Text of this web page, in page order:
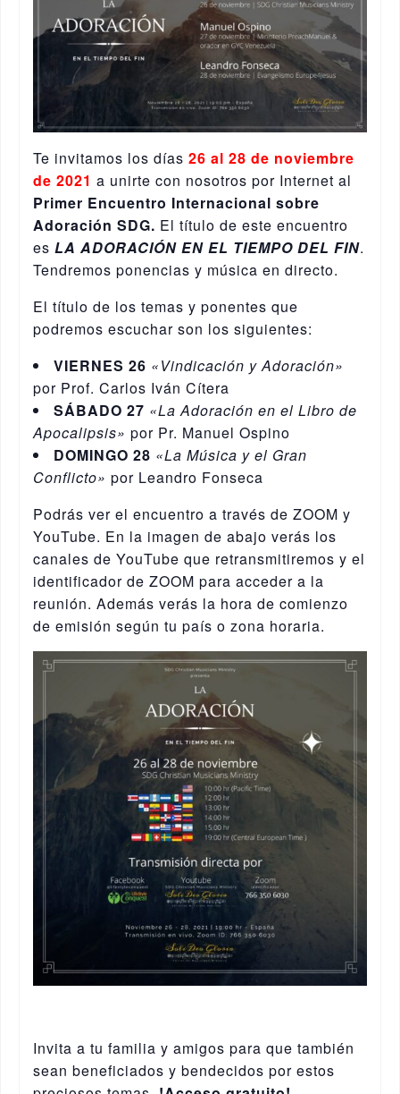
Te invitamos los días 26 al 28 de noviembre
de 2021 a unirte con nosotros por Internet al
Primer Encuentro Internacional sobre
Adoración SDG. El título de este encuentro
es LA ADORACIÓN EN EL TIEMPO DEL FIN.
Tendremos ponencias y música en directo.
El título de los temas y ponentes que
podremos escuchar son los siguientes:
VIERNES 26 «Vindicación y Adoración»
por Prof. Carlos Iván Cítera
SÁBADO 27 «La Adoración en el Libro de
Apocalipsis» por Pr. Manuel Ospino
DOMINGO 28 «La Música y el Gran
Conflicto» por Leandro Fonseca
Podrás ver el encuentro a través de ZOOM y
YouTube. En la imagen de abajo verás los
canales de YouTube que retransmitiremos y el
identificador de ZOOM para acceder a la
reunión. Además verás la hora de comienzo
de emisión según tu país o zona horaria.
Invita a tu familia y amigos para que también
sean beneficiados y bendecidos por estos